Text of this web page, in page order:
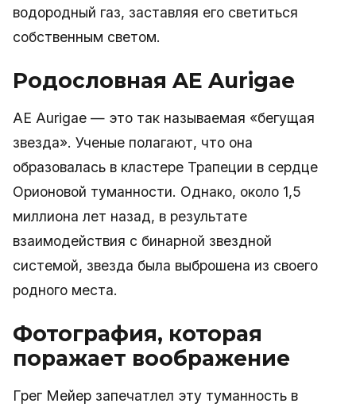
водородный газ, заставляя его светиться
собственным светом.
Родословная AE Aurigae
AE Aurigae — это так называемая «бегущая
звезда». Ученые полагают, что она
образовалась в кластере Трапеции в сердце
Орионовой туманности. Однако, около 1,5
миллиона лет назад, в результате
взаимодействия с бинарной звездной
системой, звезда была выброшена из своего
родного места.
Фотография, которая
поражает воображение
Грег Мейер запечатлел эту туманность в